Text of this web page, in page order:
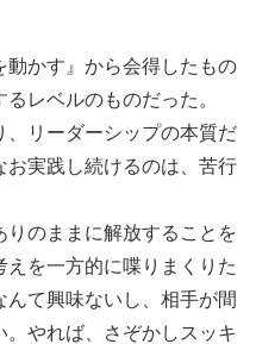
動かす』から会得したもの
レベルのものだった。
、リーダーシップの本質だ
お実践し続けるのは、苦行
のままに解放することを
を一方的に喋りまくりた
て興味ないし、相手が間
やれば、さぞかしスッキ